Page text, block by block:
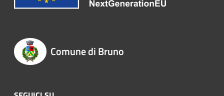
Comune di Bruno